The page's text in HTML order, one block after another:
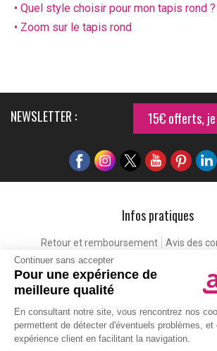
Continuer sans accepter
Pour une expérience de
meilleure qualité
En consultant notre site, vous rencontrez nos
permettent de détecter d'éventuels problèmes, et
expérience client en facilitant la navigation.
• Quel style choisir pour mon tapis rond ?
• Zoom sur le tapis rond
NEWSLETTER : 15€ offerts,
Infos pratiques
Retour et remboursement
Avis des
Tapis et paillasson personnalisé
Eco-participation
Codes promo
Aide